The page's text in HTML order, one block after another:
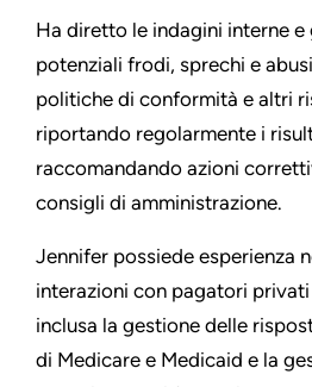
Ha diretto le indagini interne
potenziali frodi, sprechi e
politiche di conformità e altri
riportando regolarmente i
raccomandando azioni
consigli di amministrazione.
Jennifer possiede esperienza
interazioni con pagatori
inclusa la gestione delle
di Medicare e Medicaid e la